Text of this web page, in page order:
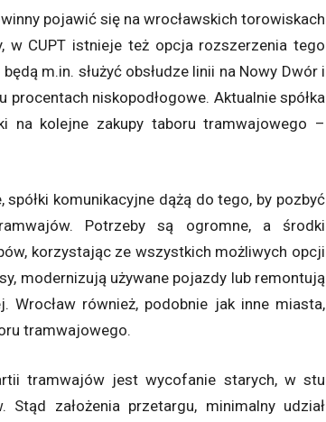
pojawić się na wrocławskich torowiskach
CUPT istnieje też opcja rozszerzenia tego
m.in. służyć obsłudze linii na Nowy Dwór i
procentach niskopodłogowe. Aktualnie spółka
na kolejne zakupy taboru tramwajowego –
spółki komunikacyjne dążą do tego, by pozbyć
Potrzeby są ogromne, a środki
korzystając ze wszystkich możliwych opcji
modernizują używane pojazdy lub remontują
Wrocław również, podobnie jak inne miasta,
tramwajowego.
tramwajów jest wycofanie starych, w stu
Stąd założenia przetargu, minimalny udział